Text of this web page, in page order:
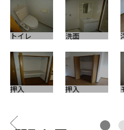
トイレ 洗面
押入 押入